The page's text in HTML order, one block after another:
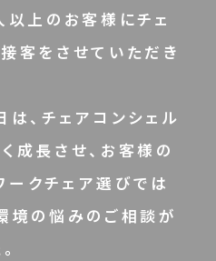
上のお客様にチェ
客をさせていただき
、チェアコンシェル
成長させ、お客様の
クチェア選びでは
境の悩みのご相談が